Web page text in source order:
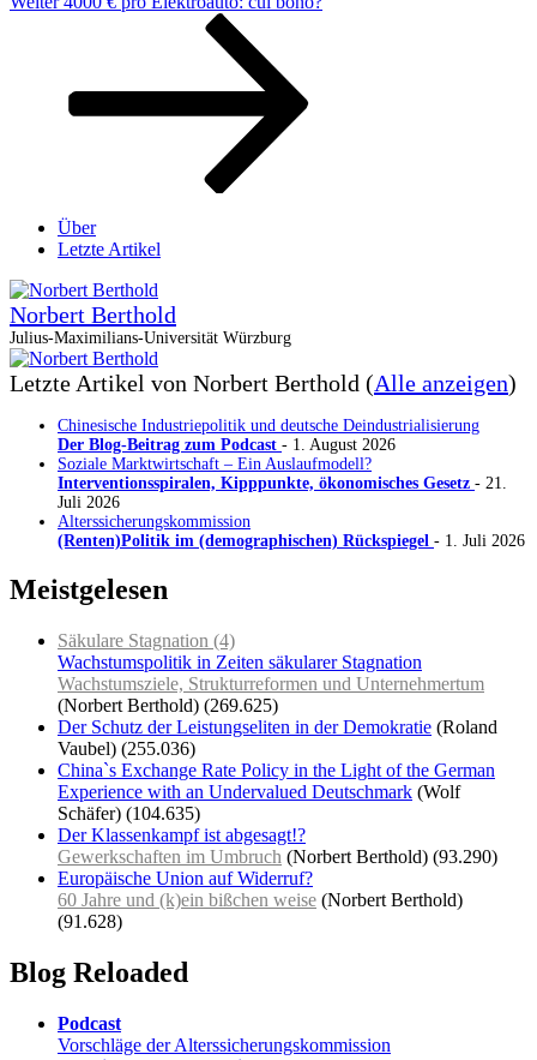
Über
Letzte Artikel
Norbert Berthold
Julius-Maximilians-Universität Würzburg
Letzte Artikel von Norbert Berthold (Alle anzeigen)
Chinesische Industriepolitik und deutsche Deindustrialisierung
Der Blog-Beitrag zum Podcast - 1. August 2026
Soziale Marktwirtschaft – Ein Auslaufmodell?
Interventionsspiralen, Kipppunkte, ökonomisches Gesetz - 21.
Juli 2026
Alterssicherungskommission
(Renten)Politik im (demographischen) Rückspiegel - 1. Juli 2026
Meistgelesen
Säkulare Stagnation (4)
Wachstumspolitik in Zeiten säkularer Stagnation
Wachstumsziele, Strukturreformen und Unternehmertum
(Norbert Berthold) (269.625)
Der Schutz der Leistungseliten in der Demokratie (Roland
Vaubel) (255.036)
China`s Exchange Rate Policy in the Light of the German
Experience with an Undervalued Deutschmark (Wolf
Schäfer) (104.635)
Der Klassenkampf ist abgesagt!?
Gewerkschaften im Umbruch (Norbert Berthold) (93.290)
Europäische Union auf Widerruf?
60 Jahre und (k)ein bißchen weise (Norbert Berthold)
(91.628)
Blog Reloaded
Podcast
Vorschläge der Alterssicherungskommission